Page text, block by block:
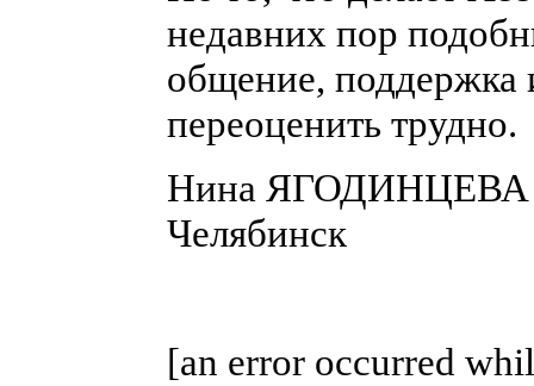
недавних пор
общение, поддержка
переоценить трудно.
Нина ЯГОДИНЦЕВА
Челябинск
[an error occurred